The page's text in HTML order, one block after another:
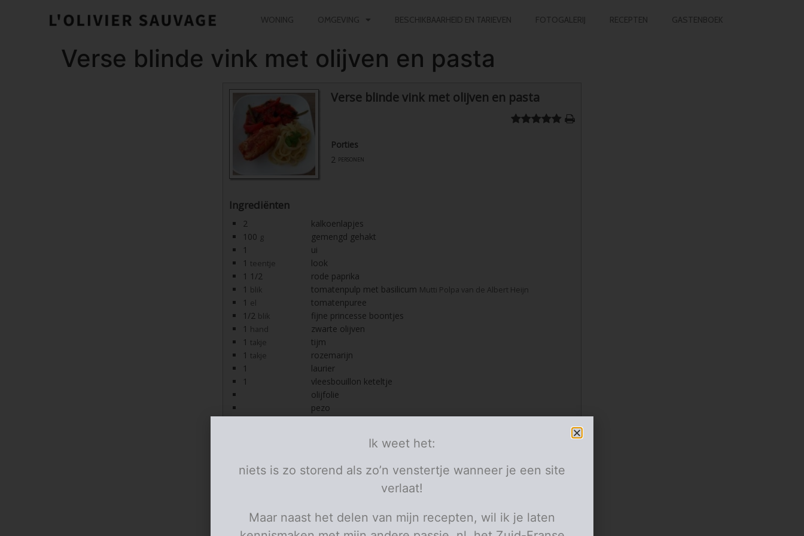
WONING OMGEVING BESCHIKBAARHEID EN TARIEVEN FOTOGALERIJ RECEPTEN GASTENBOEK
Verse blinde vink met olijven en pasta
Verse blinde vink met olijven en pasta
Porties
2 personen
Ingrediënten
2
kalkoenlapjes
100 g
gemengd gehakt
1
ui
1 teentje
look
1 1/2
rode paprika
1 blik tomatenpulp met basilicum Mutti Polpa van de Albert Heijn
1 el
tomatenpuree
1/2 blik
fijne princesse boontjes
1 hand
zwarte olijven
1 takje
tijm
1 takje
rozemarijn
1
laurier
1
vleesbouillon keteltje
olijfolie
pezo
verse basilicum
Klop de kalkoenlapjes goed plat en kruid ze met pezo, leg er wat gehakt op er rol
Ik weet het:
niets is zo storend als zo’n venstertje wanneer je een site
verlaat!
Maar naast het delen van mijn recepten, wil ik je laten